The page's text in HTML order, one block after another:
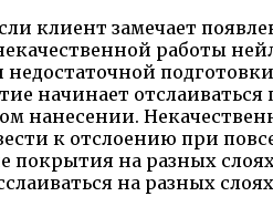
клиент замечает
работы
начинает
нанесении.
к отслоению при
покрытия на разных
на разных